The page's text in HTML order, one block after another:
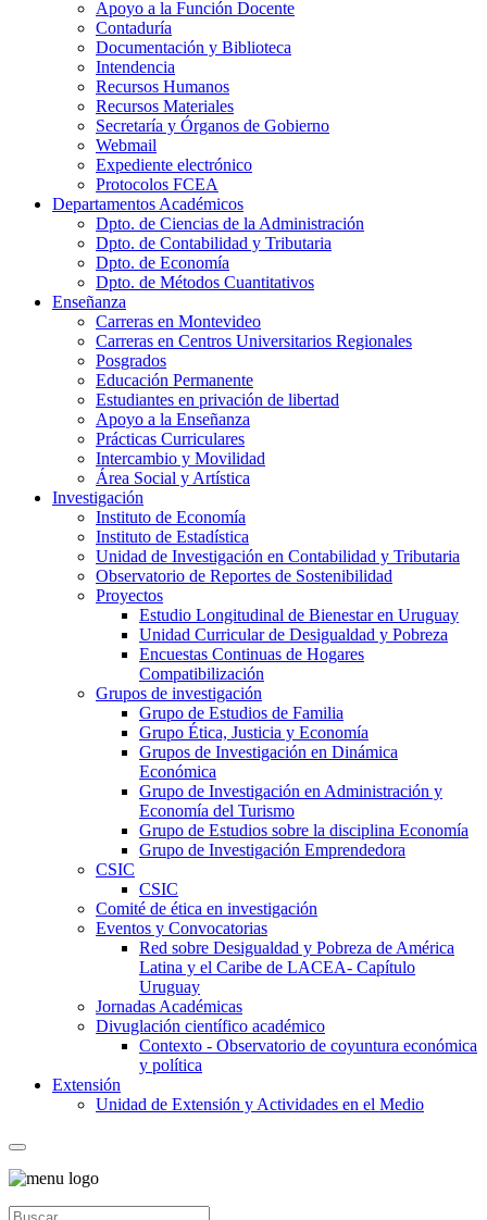
Apoyo a la Función Docente
Contaduría
Documentación y Biblioteca
Intendencia
Recursos Humanos
Recursos Materiales
Secretaría y Órganos de Gobierno
Webmail
Expediente electrónico
Protocolos FCEA
Departamentos Académicos
Dpto. de Ciencias de la Administración
Dpto. de Contabilidad y Tributaria
Dpto. de Economía
Dpto. de Métodos Cuantitativos
Enseñanza
Carreras en Montevideo
Carreras en Centros Universitarios Regionales
Posgrados
Educación Permanente
Estudiantes en privación de libertad
Apoyo a la Enseñanza
Prácticas Curriculares
Intercambio y Movilidad
Área Social y Artística
Investigación
Instituto de Economía
Instituto de Estadística
Unidad de Investigación en Contabilidad y Tributaria
Observatorio de Reportes de Sostenibilidad
Proyectos
Estudio Longitudinal de Bienestar en Uruguay
Unidad Curricular de Desigualdad y Pobreza
Encuestas Continuas de Hogares
Compatibilización
Grupos de investigación
Grupo de Estudios de Familia
Grupo Ética, Justicia y Economía
Grupos de Investigación en Dinámica
Económica
Grupo de Investigación en Administración y
Economía del Turismo
Grupo de Estudios sobre la disciplina Economía
Grupo de Investigación Emprendedora
CSIC
CSIC
Comité de ética en investigación
Eventos y Convocatorias
Red sobre Desigualdad y Pobreza de América
Latina y el Caribe de LACEA- Capítulo
Uruguay
Jornadas Académicas
Divuglación científico académico
Contexto - Observatorio de coyuntura económica
y política
Extensión
Unidad de Extensión y Actividades en el Medio